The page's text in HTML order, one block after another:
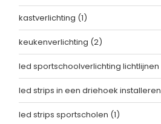
kastverlichting (1)
keukenverlichting (2)
led sportschoolverlichting lichtlijnen
led strips in een driehoek installeren
led strips sportscholen (1)